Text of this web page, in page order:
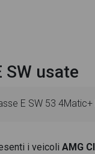
SW usate
E SW 53
i veicoli AMG